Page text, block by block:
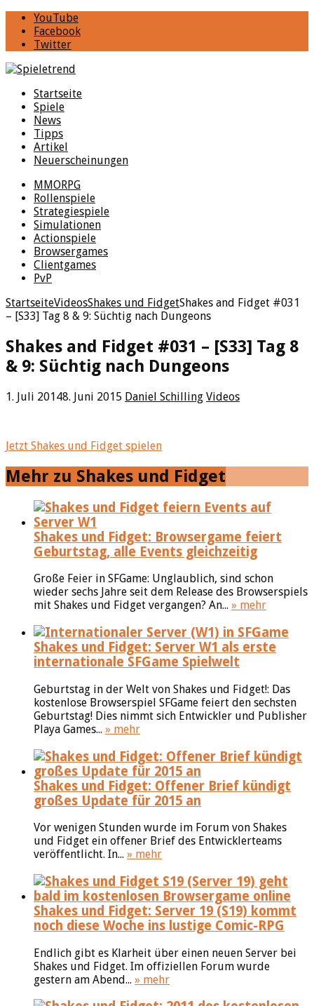
YouTube
Facebook
Twitter
Startseite
Spiele
News
Tipps
Artikel
Neuerscheinungen
MMORPG
Rollenspiele
Strategiespiele
Simulationen
Actionspiele
Browsergames
Clientgames
PvP
StartseiteVideosShakes und FidgetShakes and Fidget #031
– [S33] Tag 8 & 9: Süchtig nach Dungeons
Shakes and Fidget #031 – [S33] Tag 8
& 9: Süchtig nach Dungeons
1. Juli 20148. Juni 2015 Daniel Schilling Videos
Jetzt Shakes und Fidget spielen
Mehr zu Shakes und Fidget
Shakes und Fidget: Browsergame feiert
Geburtstag, alle Events gleichzeitig
Große Feier in SFGame: Unglaublich, sind schon
wieder sechs Jahre seit dem Release des Browserspiels
mit Shakes und Fidget vergangen? An... » mehr
Shakes und Fidget: Server W1 als erste
internationale SFGame Spielwelt
Geburtstag in der Welt von Shakes und Fidget!: Das
kostenlose Browserspiel SFGame feiert den sechsten
Geburtstag! Dies nimmt sich Entwickler und Publisher
Playa Games... » mehr
Shakes und Fidget: Offener Brief kündigt
großes Update für 2015 an
Vor wenigen Stunden wurde im Forum von Shakes
und Fidget ein offener Brief des Entwicklerteams
veröffentlicht. In... » mehr
Shakes und Fidget: Server 19 (S19) kommt
noch diese Woche ins lustige Comic-RPG
Endlich gibt es Klarheit über einen neuen Server bei
Shakes und Fidget. Im offiziellen Forum wurde
gestern am Abend... » mehr